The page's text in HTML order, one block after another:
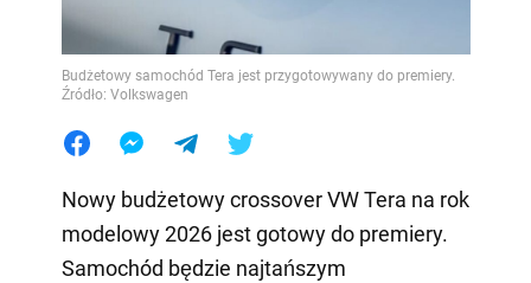
Budżetowy samochód Tera jest przygotowywany do premiery.
Źródło: Volkswagen
Nowy budżetowy crossover VW Tera na rok
modelowy 2026 jest gotowy do premiery.
Samochód będzie najtańszym